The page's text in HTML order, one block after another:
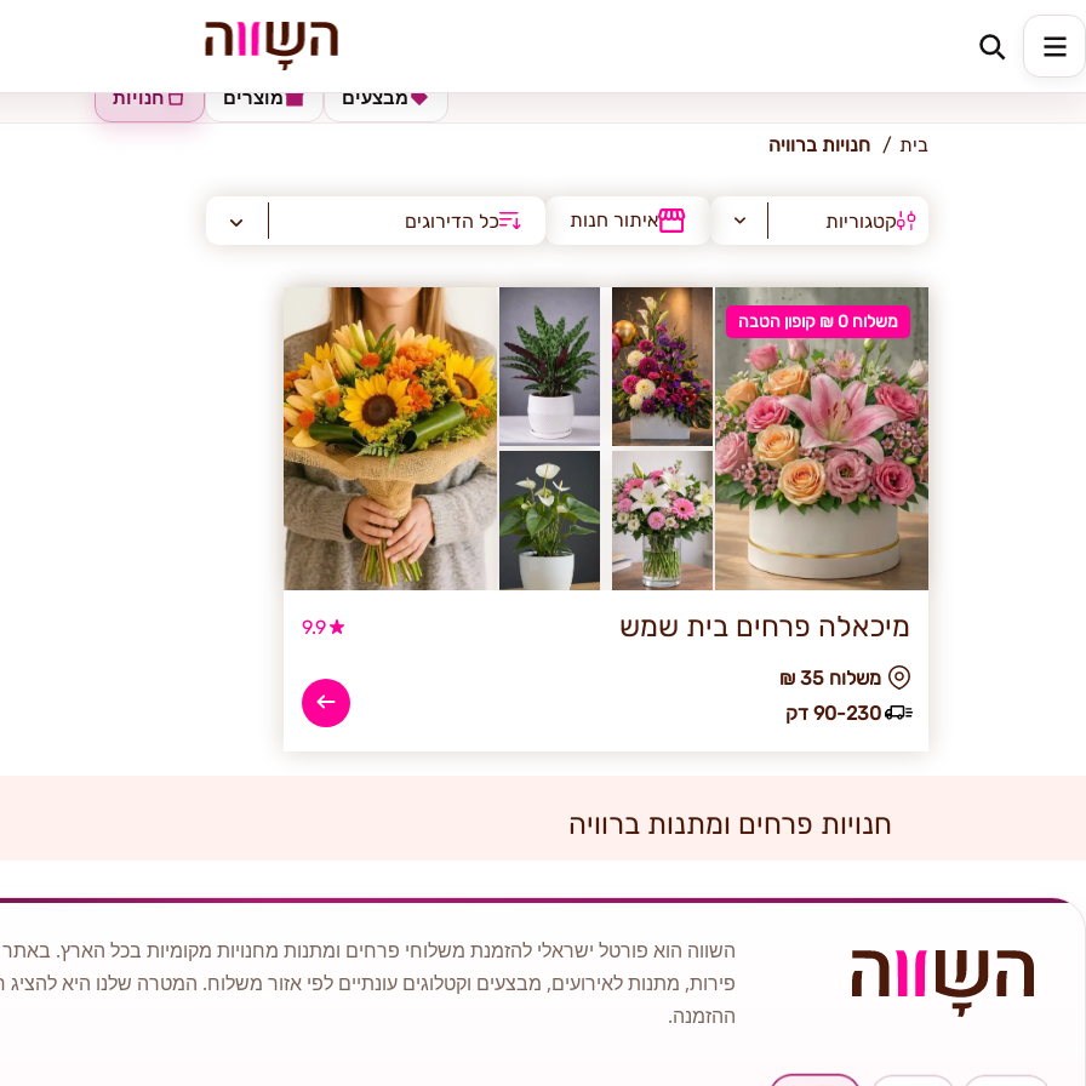
רוויה
חנויות מוצרים מבצעים
בית חנויות ברוויה
קטגוריות איתור חנות כל הדירוגים
משלוח 0 ₪ קופון הטבה
מיכאלה פרחים בית שמש 9.9
₪ משלוח 35
90-230 דק
חנויות פרחים ומתנות ברוויה
השווה הוא פורטל ישראלי להזמנת משלוחי פרחים ומתנות מחנויות מקומיות בכל הארץ.
פירות, מתנות לאירועים, מבצעים וקטלוגים עונתיים לפי אזור משלוח. המטרה שלנו היא
ההזמנה.